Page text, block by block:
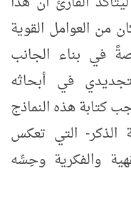
من العوامل القوية
في بناء الجانب
في أبحاثه
كتابة هذه النماذج
الذكر- التي تعكس
والفكرية وحِسِّه